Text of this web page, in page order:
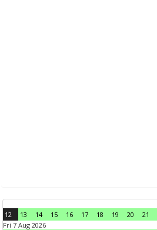
12 13 14 15 16 17 18 19 20 21
Fri 7 Aug 2026